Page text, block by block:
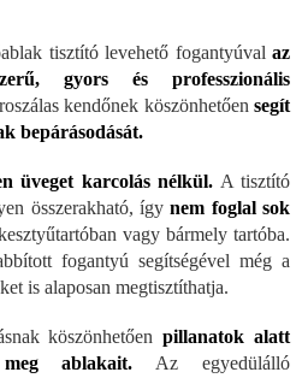
tisztító levehető fogantyúval az
gyors és professzionális
kendőnek köszönhetően segít
bepárásodását.
üveget karcolás nélkül. A tisztító
összerakható, ígynem foglal sok
vagy bármely tartóba.
fogantyú segítségével még a
is alaposan megtisztíthatja.
köszönhetőenpillanatok alatt
ablakait. Az egyedülálló